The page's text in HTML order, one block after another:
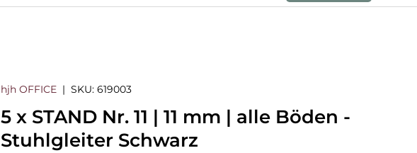
hjh OFFICE |SKU: 619003
5 x STAND Nr. 11 | 11 mm | alle Böden -
Stuhlgleiter Schwarz